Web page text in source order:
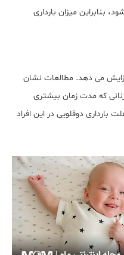
بنابراین میزان بارداری
می دهد. مطالعات نشان
که مدت زمان بیشتری
بارداری دوقلویی در این افراد